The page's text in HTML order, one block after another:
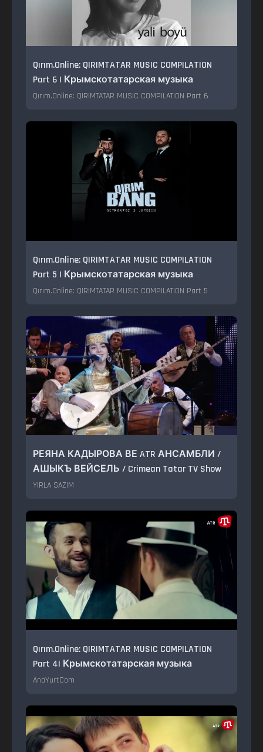
Qırım.Online: QIRIMTATAR MUSIC COMPILATION
Part 6 | Крымскотатарская музыка
Qırım.Online: QIRIMTATAR MUSIC COMPILATION Part 6
Qırım.Online: QIRIMTATAR MUSIC COMPILATION
Part 5 | Крымскотатарская музыка
Qırım.Online: QIRIMTATAR MUSIC COMPILATION Part 5
РЕЯНА КАДЫРОВА ВЕ ATR АНСАМБЛИ /
АШЫКЪ ВЕЙСЕЛЬ / Crimean Tatar TV Show
YIRLA SAZIM
Qırım.Online: QIRIMTATAR MUSIC COMPILATION
Part 4| Крымскотатарская музыка
AnaYurtCom